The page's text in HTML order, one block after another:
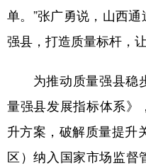
多语种频道
Русский язык
单。”张广勇说，山西
强县，打造质量标杆，
为推动质量强县稳
量强县发展指标体系》
升方案，破解质量提升
区）纳入国家市场监督